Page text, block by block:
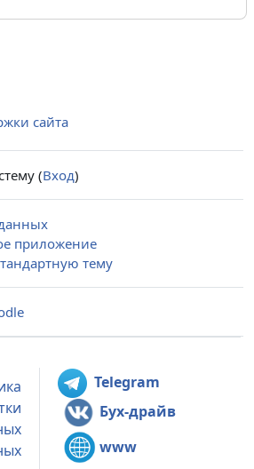
сайта
(Вход)
приложение
тему
Telegram
Бух-драйв
www